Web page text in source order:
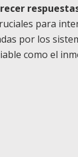
para
por los
como el